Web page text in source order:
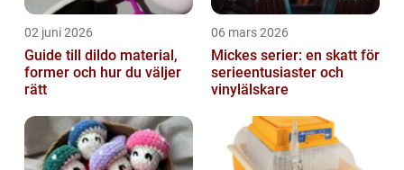
02 juni 2026
Guide till dildo material,
former och hur du väljer
rätt
06 mars 2026
Mickes serier: en skatt för
serieentusiaster och
vinylälskare